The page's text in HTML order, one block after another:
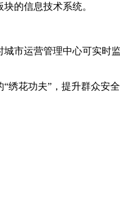
的信息技术系统。
市运营管理中心可实时
绣花功夫”，提升群众安